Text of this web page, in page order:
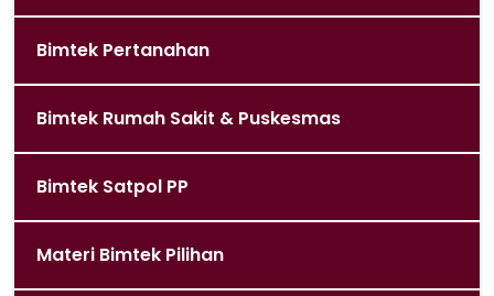
Bimtek Pertanahan
Bimtek Rumah Sakit & Puskesmas
Bimtek Satpol PP
Materi Bimtek Pilihan